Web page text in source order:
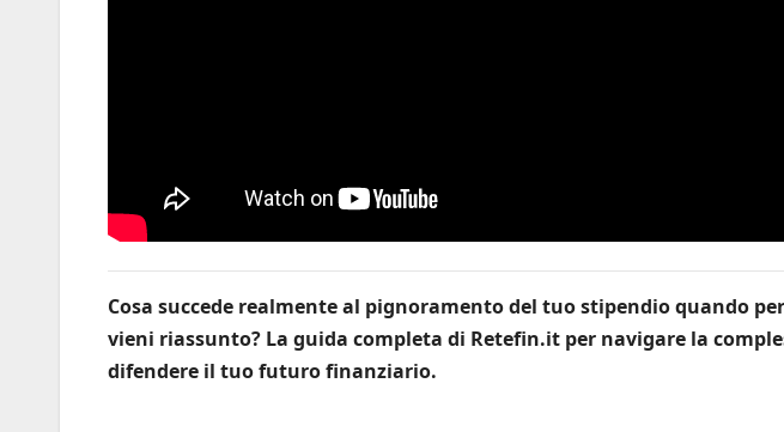
Cosa succede realmente al pignoramento del tuo stipendio quando
vieni riassunto? La guida completa di Retefin.it per navigare la
difendere il tuo futuro finanziario.